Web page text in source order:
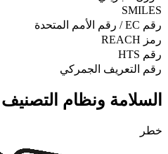
SMILES
رقم EC / رقم الأمم المتحدة
رمز REACH
رقم HTS
رقم التعريف الجمركي
السلامة ونظام
خطر